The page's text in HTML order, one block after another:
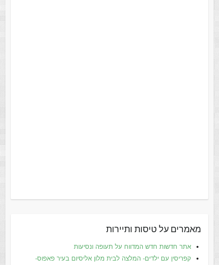
מאמרים על טיסות ותיירות
אתר חדשות חדש המדווח על תעופה ונסיעות
קפריסין עם ילדים- המלצה לבית מלון אליסיום בעיר פאפוס-